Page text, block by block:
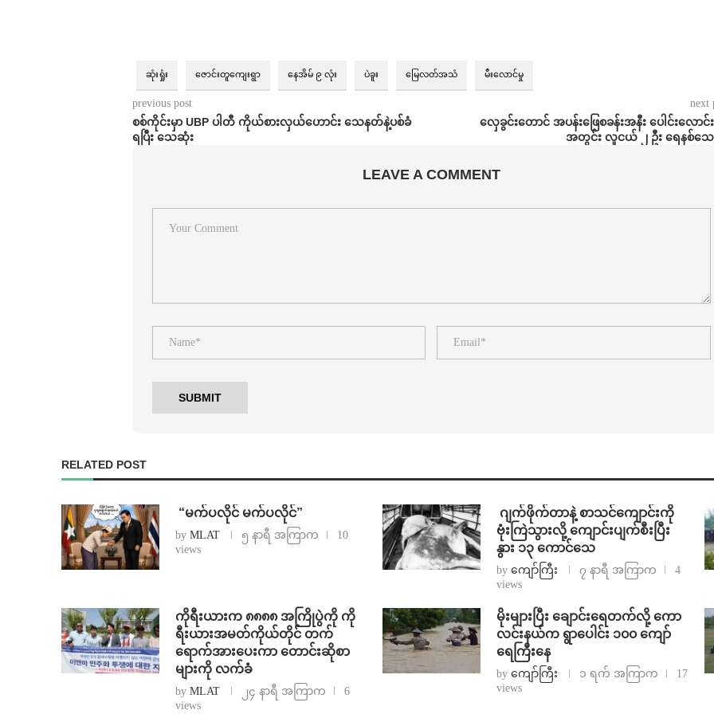
ဆုံးရှုံး ဇောင်းတူကျေးရွာ နေအိမ် ၉ လုံး ပဲခူး မြေလတ်အသံ မီးလောင်မှု
previous post
စစ်ကိုင်းမှာ UBP ပါတီ ကိုယ်စားလှယ်ဟောင်း သေနတ်နဲ့ပစ်ခံ
ရပြီး သေဆုံး
next
လှေခွင်းတောင် အပန်းဖြေစခန်းအနီး ပေါင်းလောင်း
အတွင်း လူငယ် ၂ ဦး ရေနစ်သ
LEAVE A COMMENT
RELATED POST
⁨ ⁨“မက်ပလိုင် မက်ပလိုင်”
by MLAT ၅ နာရီ အကြာက
10
views
⁨⁩ ⁨ဂျက်ဖိုက်တာနဲ့ စာသင်ကျောင်းကို
ဗုံးကြဲသွားလို့ ကျောင်းပျက်စီးပြီး
နွား ၁၃ ကောင်သေ
by ကျော်ကြီး ၇ နာရီ အကြာက
4
views
ကိုရီးယားက ၈၈၈၈ အကြိုပွဲကို ကို
ရီးယားအမတ်ကိုယ်တိုင် တက်
ရောက်အားပေးကာ တောင်းဆိုစာ
များကို လက်ခံ
by MLAT ၂၄ နာရီ အကြာက
6
views
⁨မိုးများပြီး ချောင်းရေတက်လို့ ကော
လင်းနယ်က ရွာပေါင်း ၁၀၀ ကျော်
ရေကြီးနေ
by ကျော်ကြီး ၁ ရက် အကြာက
17
views